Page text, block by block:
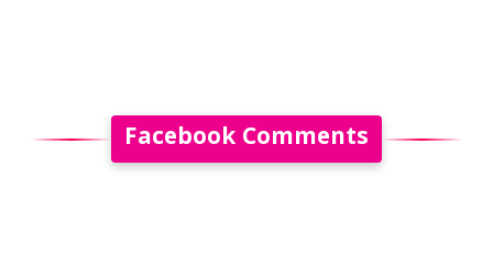
Facebook Comments